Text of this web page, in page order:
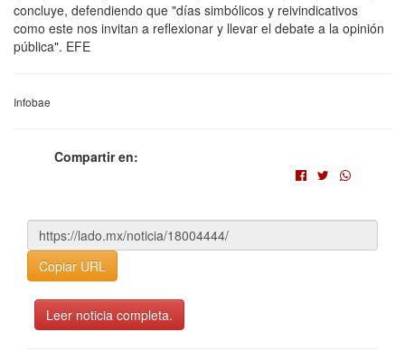
concluye, defendiendo que "días simbólicos y reivindicativos
como este nos invitan a reflexionar y llevar el debate a la opinión
pública". EFE
Infobae
Compartir en:
Copiar URL
Leer noticia completa.